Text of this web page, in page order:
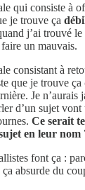
qui consiste à
je trouve ça
j’ai trouvé
un mauvais.
consistant à
que je trouve ça
Je n’aurais
d’un sujet
Ce serait
en leur nom
font ça :
absurde du